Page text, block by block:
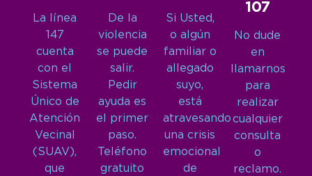
La línea
147
cuenta
con el
Sistema
Único de
Atención
Vecinal
(SUAV),
que
De la
violencia
se puede
salir.
Pedir
ayuda es
el primer
paso.
Teléfono
gratuito
Si Usted,
o algún
familiar o
allegado
suyo,
está
atravesando
una crisis
emocional
de
107
No dude
en
llamarnos
para
realizar
cualquier
consulta
o
reclamo.